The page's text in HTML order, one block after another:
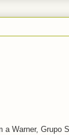
a Warner, Grupo